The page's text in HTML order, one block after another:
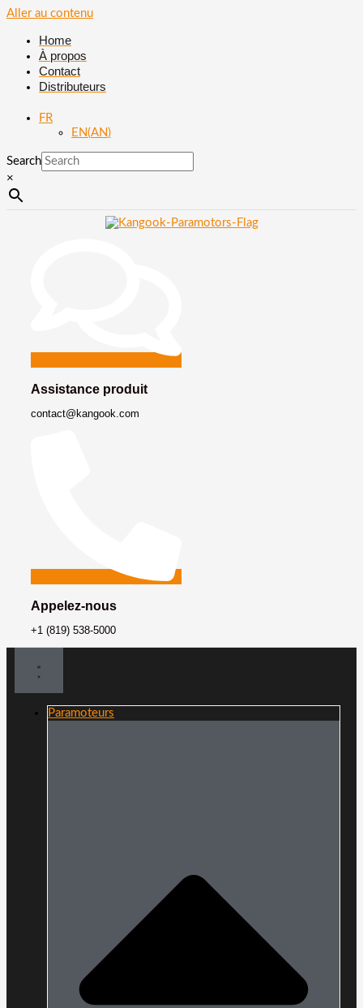
Aller au contenu
Home
À propos
Contact
Distributeurs
FR
EN(AN)
Search
×
Assistance produit
contact@kangook.com
Appelez-nous
+1 (819) 538-5000
Paramoteurs